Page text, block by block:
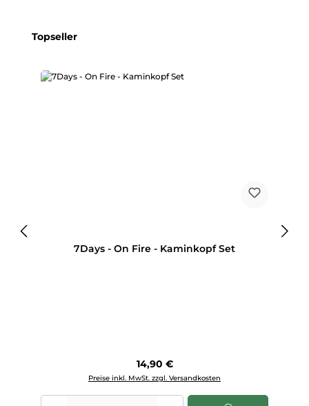
Produktgalerie überspringen
Topseller
7Days - On Fire - Kaminkopf Set
Regulärer Preis:
14,90 €
Preise inkl. MwSt. zzgl. Versandkosten
Produkt Anzahl: Gib den gewünschten Wert ein oder benutze die